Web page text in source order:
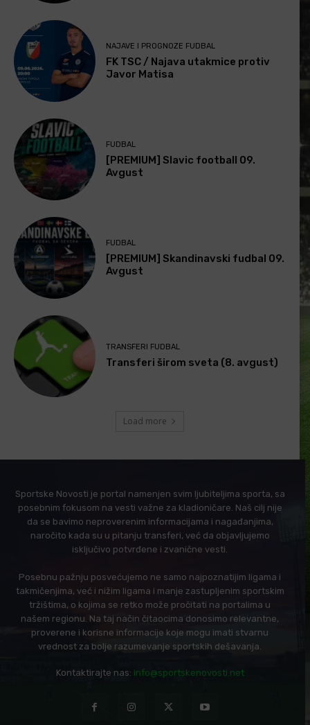
NAJAVE I PROGNOZE FUDBAL
FK TSC / Najava utakmice protiv
Javor Matisa
FUDBAL
[PREMIUM] Slavic football 09.
Avgust
FUDBAL
[PREMIUM] Skandinavski fudbal 09.
Avgust
TRANSFERI FUDBAL
Transferi širom sveta (8. avgust)
Load more
Sportske Novosti je portal namenjen svim ljubiteljima sporta, sa
posebnim fokusom na vesti važne za kladioničare. Naš cilj nije
da se bavimo neproverenim informacijama i nagađanjima,
naročito kada su u pitanju transferi, već da objavljujemo
isključivo potvrđene i zvanične vesti.
Posebnu pažnju posvećujemo ne samo najpoznatijim ligama i
takmičenjima, već i nižim ligama i manje zastupljenim sportskim
tržištima, o kojima se retko može pročitati na portalima u
našem regionu. Na taj način čitaocima donosimo relevantne,
proverene i korisne informacije koje mogu imati stvarnu
vrednost za bolje razumevanje sportskih dešavanja.
Kontaktirajte nas: info@sportskenovosti.net